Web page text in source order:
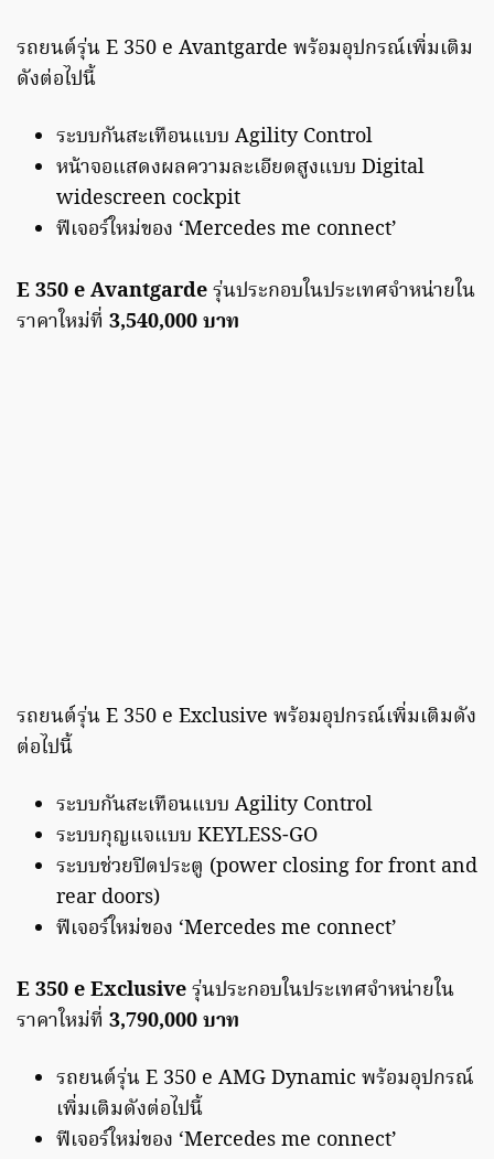
รถยนต์รุ่น E 350 e Avantgarde พร้อมอุปกรณ์เพิ่มเติม
ดังต่อไปนี้
ระบบกันสะเทือนแบบ Agility Control
หน้าจอแสดงผลความละเอียดสูงแบบ Digital
widescreen cockpit
ฟีเจอร์ใหม่ของ ‘Mercedes me connect’
E 350 e Avantgardeรุ่นประกอบในประเทศจำหน่ายใน
ราคาใหม่ที่ 3,540,000 บาท
รถยนต์รุ่น E 350 e Exclusive พร้อมอุปกรณ์เพิ่มเติมดัง
ต่อไปนี้
ระบบกันสะเทือนแบบ Agility Control
ระบบกุญแจแบบ KEYLESS-GO
ระบบช่วยปิดประตู (power closing for front and
rear doors)
ฟีเจอร์ใหม่ของ ‘Mercedes me connect’
E 350 e Exclusiveรุ่นประกอบในประเทศจำหน่ายใน
ราคาใหม่ที่ 3,790,000 บาท
รถยนต์รุ่น E 350 e AMG Dynamic พร้อมอุปกรณ์
เพิ่มเติมดังต่อไปนี้
ฟีเจอร์ใหม่ของ ‘Mercedes me connect’